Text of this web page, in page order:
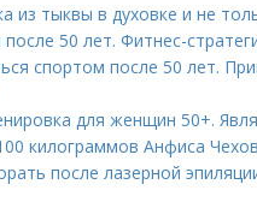
из тыквы в духовке и не
50 лет. Фитнес-
спортом после 50 лет.
для женщин 50+.
килограммов Анфиса
после лазерной